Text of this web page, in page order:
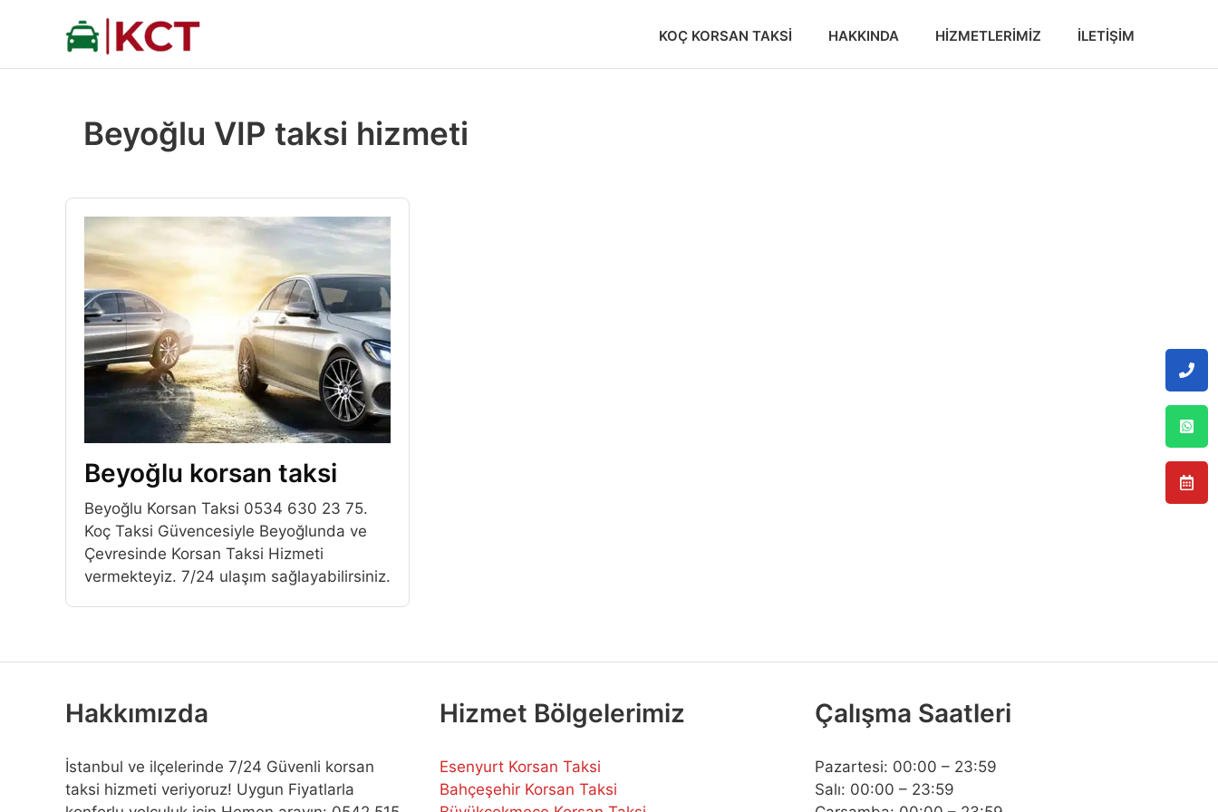
KOÇ KORSAN TAKSI HAKKINDA HIZMETLERIMIZ İLETIŞIM
Beyoğlu VIP taksi hizmeti
Beyoğlu korsan taksi
Beyoğlu Korsan Taksi 0534 630 23 75.
Koç Taksi Güvencesiyle Beyoğlunda ve
Çevresinde Korsan Taksi Hizmeti
vermekteyiz. 7/24 ulaşım sağlayabilirsiniz.
Hakkımızda
İstanbul ve ilçelerinde 7/24 Güvenli korsan
taksi hizmeti veriyoruz! Uygun Fiyatlarla
Hizmet Bölgelerimiz
Esenyurt Korsan Taksi
Bahçeşehir Korsan Taksi
Çalışma Saatleri
Pazartesi: 00:00 – 23:59
Salı: 00:00 – 23:59